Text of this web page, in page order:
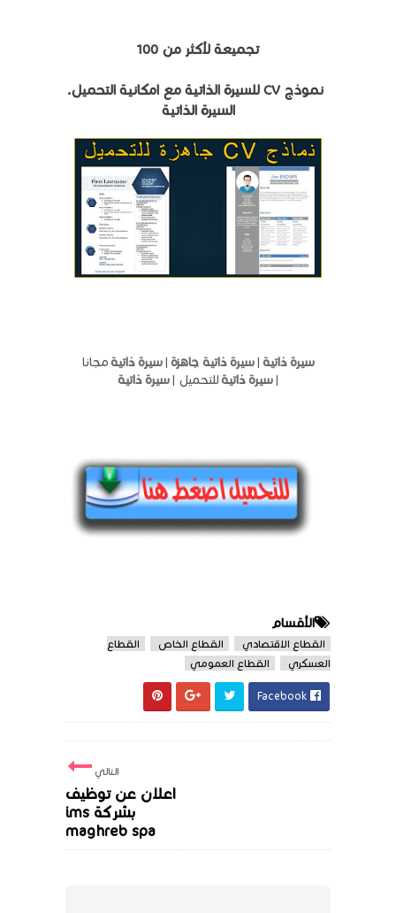
تجميعة لأكثر من 100
نموذج CV للسيرة الذاتية مع امكانية التحميل.
السيرة الذاتية
سيرة ذاتية |سيرة ذاتية جاهزة |سيرة ذاتيةمجانا
|سيرة ذاتيةللتحميل |سيرة ذاتية
الأقسام
القطاع الاقتصادي القطاع الخاص
القطاع
العسكري
القطاع العمومي
التالي
اعلان عن توظيف
بشركة ims
maghreb spa